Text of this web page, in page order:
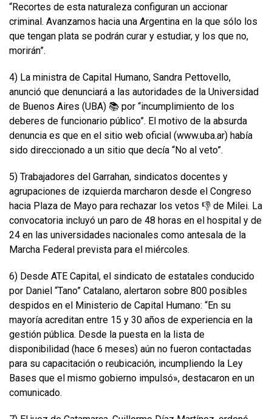
“Recortes de esta naturaleza configuran un accionar
criminal. Avanzamos hacia una Argentina en la que sólo los
que tengan plata se podrán curar y estudiar, y los que no,
morirán”.
4) La ministra de Capital Humano, Sandra Pettovello,
anunció que denunciará a las autoridades de la Universidad
de Buenos Aires (UBA) 📚 por “incumplimiento de los
deberes de funcionario público”. El motivo de la absurda
denuncia es que en el sitio web oficial (www.uba.ar) había
sido direccionado a un sitio que decía “No al veto”.
5) Trabajadores del Garrahan, sindicatos docentes y
agrupaciones de izquierda marcharon desde el Congreso
hacia Plaza de Mayo para rechazar los vetos 👎 de Milei. La
convocatoria incluyó un paro de 48 horas en el hospital y de
24 en las universidades nacionales como antesala de la
Marcha Federal prevista para el miércoles.
6) Desde ATE Capital, el sindicato de estatales conducido
por Daniel “Tano” Catalano, alertaron sobre 800 posibles
despidos en el Ministerio de Capital Humano: “En su
mayoría acreditan entre 15 y 30 años de experiencia en la
gestión pública. Desde la puesta en la lista de
disponibilidad (hace 6 meses) aún no fueron contactadas
para su capacitación o reubicación, incumpliendo la Ley
Bases que el mismo gobierno impulsó», destacaron en un
comunicado.